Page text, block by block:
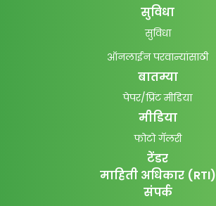
सुविधा
सुविधा
ऑनलाईन परवान्यांसाठी
बातम्या
पेपर/प्रिंट मीडिया
मीडिया
फोटो गॅलरी
टेंडर
माहिती अधिकार (RTI)
संपर्क